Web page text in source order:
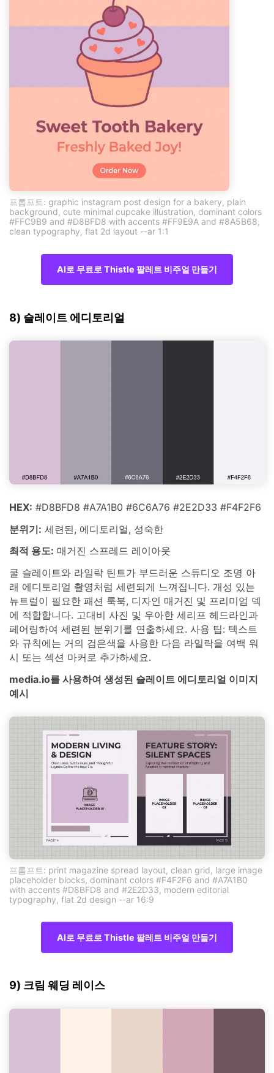
프롬프트: graphic instagram post design for a bakery, plain
background, cute minimal cupcake illustration, dominant colors
#FFC9B9 and #D8BFD8 with accents #FF9E9A and #8A5B68,
clean typography, flat 2d layout --ar 1:1
AI로 무료로 Thistle 팔레트 비주얼 만들기
8) 슬레이트 에디토리얼
HEX: #D8BFD8 #A7A1B0 #6C6A76 #2E2D33 #F4F2F6
분위기: 세련된, 에디토리얼, 성숙한
최적 용도: 매거진 스프레드 레이아웃
쿨 슬레이트와 라일락 틴트가 부드러운 스튜디오 조명 아
래 에디토리얼 촬영처럼 세련되게 느껴집니다. 개성 있는
뉴트럴이 필요한 패션 룩북, 디자인 매거진 및 프리미엄 덱
에 적합합니다. 고대비 사진 및 우아한 세리프 헤드라인과
페어링하여 세련된 분위기를 연출하세요. 사용 팁: 텍스트
와 규칙에는 거의 검은색을 사용한 다음 라일락을 여백 워
시 또는 섹션 마커로 추가하세요.
media.io를 사용하여 생성된 슬레이트 에디토리얼 이미지
예시
프롬프트: print magazine spread layout, clean grid, large image
placeholder blocks, dominant colors #F4F2F6 and #A7A1B0
with accents #D8BFD8 and #2E2D33, modern editorial
typography, flat 2d design --ar 16:9
AI로 무료로 Thistle 팔레트 비주얼 만들기
9) 크림 웨딩 레이스